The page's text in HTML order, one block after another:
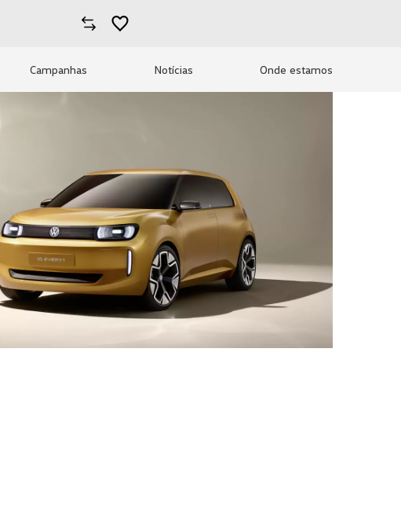
Campanhas Notícias Onde estamos